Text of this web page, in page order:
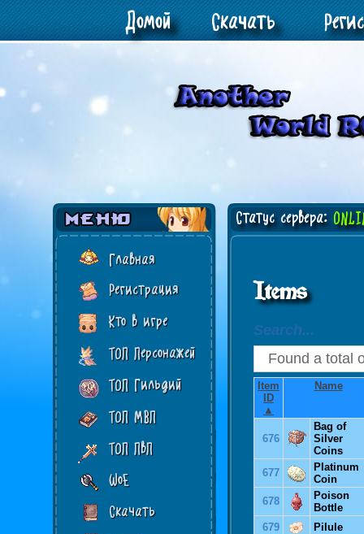
Домой Скачать
Главная
Регистрация
Кто в игре
ТОП Персонажей
ТОП Гильдий
ТОП МВП
ТОП ПвП
WoE
Скачать
Статус сервера:
Items
Search...
Found a total
Item
ID
▲
Name
676
Bag of
Silver
Coins
677
Platinum
Coin
678
Poison
Bottle
679
Pilule